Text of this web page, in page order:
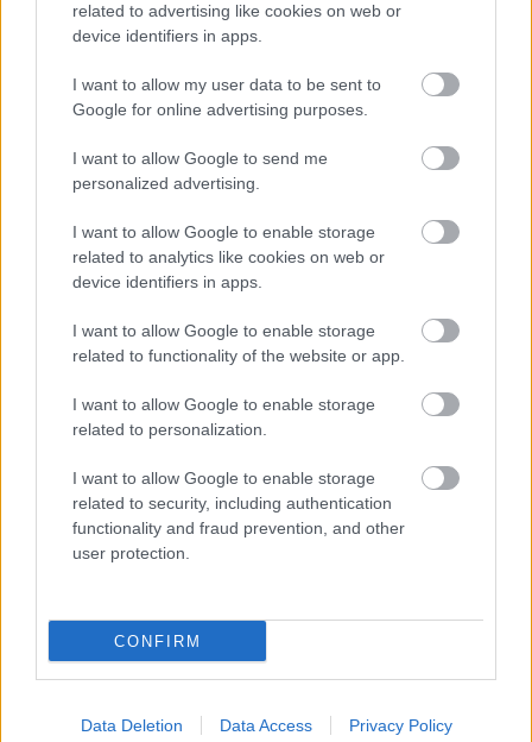
related to advertising like cookies on web or
device identifiers in apps.
I want to allow my user data to be sent to
Google for online advertising purposes.
I want to allow Google to send me
personalized advertising.
I want to allow Google to enable storage
related to analytics like cookies on web or
device identifiers in apps.
I want to allow Google to enable storage
related to functionality of the website or app.
I want to allow Google to enable storage
related to personalization.
I want to allow Google to enable storage
related to security, including authentication
functionality and fraud prevention, and other
user protection.
CONFIRM
Data Deletion Data Access Privacy Policy
Újragondolják Lipótváros rejtett, zöld parkját
klímatudatos gondolkodás és a helyi identitás erősítése kerül a
középpontba.
Történelmi táj, amelynek minden köve
mesél – megújul a tatai Angolkert
M1 bővítés: már zajlik a teljesen új
Bicske Kelet csomópont építése
Új gyalogosátkelők és jelzőlámpás
Másfélszeresére bővítik